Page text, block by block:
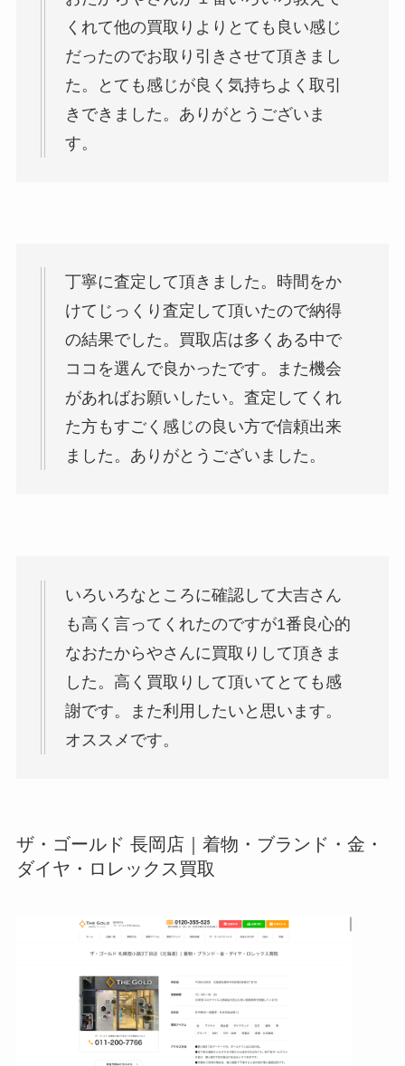
くれて他の買取りよりとても良い感じ
だったのでお取り引きさせて頂きまし
た。とても感じが良く気持ちよく取引
きできました。ありがとうございま
す。
丁寧に査定して頂きました。時間をか
けてじっくり査定して頂いたので納得
の結果でした。買取店は多くある中で
ココを選んで良かったです。また機会
があればお願いしたい。査定してくれ
た方もすごく感じの良い方で信頼出来
ました。ありがとうございました。
いろいろなところに確認して大吉さん
も高く言ってくれたのですが1番良心的
なおたからやさんに買取りして頂きま
した。高く買取りして頂いてとても感
謝です。また利用したいと思います。
オススメです。
ザ・ゴールド 長岡店｜着物・ブランド・金・
ダイヤ・ロレックス買取